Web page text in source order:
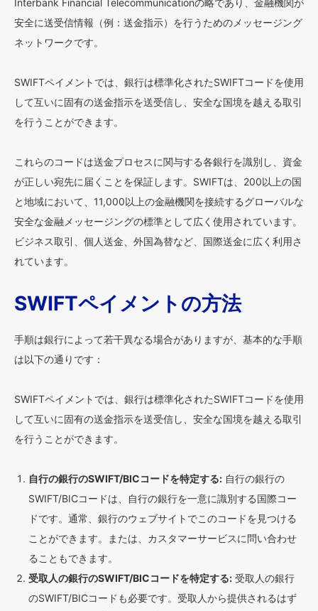
Interbank Financial Telecommunicationの略であり、金融機関が
安全に送受信情報（例：送金指示）を行うためのメッセージング
ネットワークです。
SWIFTペイメントでは、銀行は標準化されたSWIFTコードを使用
して互いに固有の送金指示を送受信し、安全な国境を越える取引
を行うことができます。
これらのコードは送金プロセスに関与する各銀行を識別し、資金
が正しい宛先に届くことを保証します。SWIFTは、200以上の国
と地域において、11,000以上の金融機関を接続するグローバルな
安全な金融メッセージングの標準として広く使用されています。
ビジネス取引、個人送金、外国為替など、国際送金に広く利用さ
れています。
SWIFTペイメントの方法
手順は銀行によって若干異なる場合がありますが、基本的な手順
は以下の通りです：
SWIFTペイメントでは、銀行は標準化されたSWIFTコードを使用
して互いに固有の送金指示を送受信し、安全な国境を越える取引
を行うことができます。
自行の銀行のSWIFT/BICコードを特定する: 自行の銀行の
SWIFT/BICコードは、自行の銀行を一意に識別する国際コー
ドです。通常、銀行のウェブサイトでこのコードを見つける
ことができます。または、カスタマーサービスに問い合わせ
ることもできます。
受取人の銀行のSWIFT/BICコードを特定する: 受取人の銀行
のSWIFT/BICコードも必要です。受取人から提供されるはず